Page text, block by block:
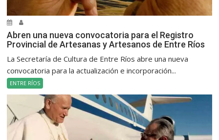
Abren una nueva convocatoria para el Registro
Provincial de Artesanas y Artesanos de Entre Ríos
La Secretaría de Cultura de Entre Ríos abre una nueva
convocatoria para la actualización e incorporación...
ENTRE RÍOS